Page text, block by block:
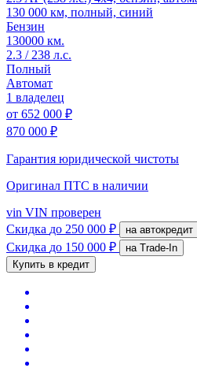
130 000 км, полный, синий
Бензин
130000 км.
2.3 / 238 л.с.
Полный
Автомат
1 владелец
от 652 000 ₽
870 000 ₽
Гарантия юридической чистоты
Оригинал ПТС в наличии
vin VIN проверен
Скидка до 250 000 ₽ на автокредит
Скидка до 150 000 ₽
на Trade-In
Купить в кредит